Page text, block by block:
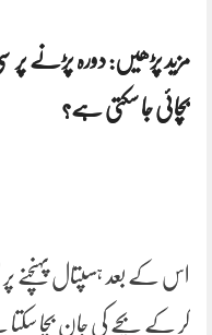
مزید پڑھیں: دورہ پڑنے
بچائی جا سکتی ہے؟
اس کے بعد ہسپتال پہنچنے
کر کے بچے کی جان بچا سکتا